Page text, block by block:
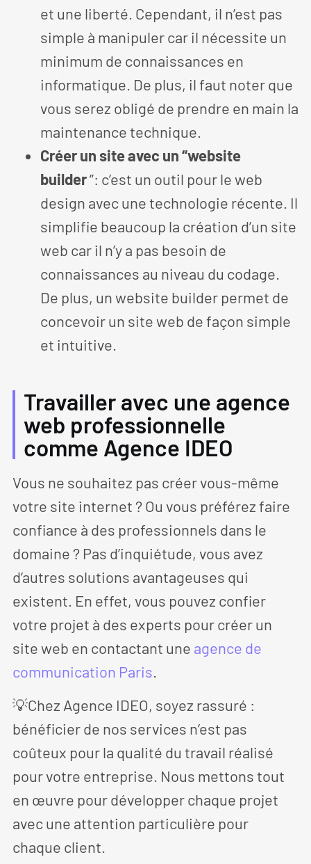
et une liberté. Cependant, il n’est pas
simple à manipuler car il nécessite un
minimum de connaissances en
informatique. De plus, il faut noter que
vous serez obligé de prendre en main la
maintenance technique.
Créer un site avec un “website
builder”: c’est un outil pour le web
design avec une technologie récente. Il
simplifie beaucoup la création d’un site
web car il n’y a pas besoin de
connaissances au niveau du codage.
De plus, un website builder permet de
concevoir un site web de façon simple
et intuitive.
Travailler avec une agence
web professionnelle
comme Agence IDEO
Vous ne souhaitez pas créer vous-même
votre site internet ? Ou vous préférez faire
confiance à des professionnels dans le
domaine ? Pas d’inquiétude, vous avez
d’autres solutions avantageuses qui
existent. En effet, vous pouvez confier
votre projet à des experts pour créer un
site web en contactant une agence de
communication Paris
💡Chez Agence IDEO, soyez rassuré :
bénéficier de nos services n’est pas
coûteux pour la qualité du travail réalisé
pour votre entreprise. Nous mettons tout
en œuvre pour développer chaque projet
avec une attention particulière pour
chaque client.